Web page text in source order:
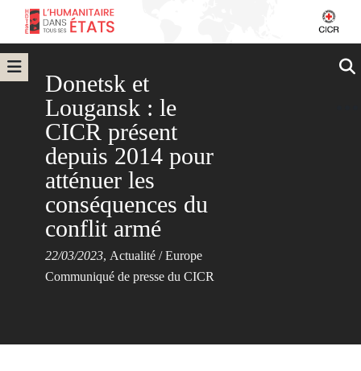
Donetsk et
Lougansk : le
CICR présent
depuis 2014 pour
atténuer les
conséquences du
conflit armé
22/03/2023, Actualité /Europe
Communiqué de presse du CICR